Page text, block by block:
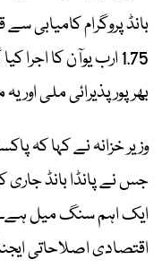
بانڈ پروگرام کامیابی
1.75 ارب یوآن کا
بھرپور پذیرائی ملی اور
وزیر خزانہ نے کہا کہ
جس نے پانڈا بانڈ جاری
ایک اہم سنگ میل ہے۔
اقتصادی اصلاحاتی